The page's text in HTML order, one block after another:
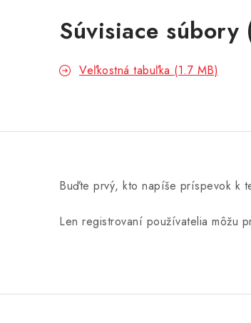
Súvisiace súbory
Veľkostná tabuľka (1.7 MB)
Buďte prvý, kto napíše príspevok k
Len registrovaní používatelia môžu